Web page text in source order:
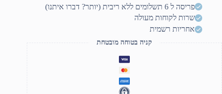
פריסה ל 6 תשלומים ללא ריבית (יותר? דברו איתנו)
שרות לקוחות מעולה
אחריות רשמית
קניה בטוחה מובטחת